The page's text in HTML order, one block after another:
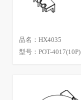
品名：HX4035
型号：POT-4017(10P)